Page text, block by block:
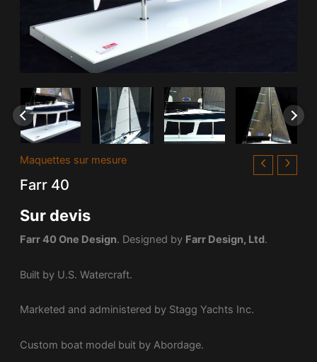
Maquettes sur mesure
Farr 40
Sur devis
Farr 40 One Design. Designed by Farr Design, Ltd.
Built by U.S. Watercraft.
Marketed and administered by Stagg Yachts Inc.
Custom boat model buit by Abordage.